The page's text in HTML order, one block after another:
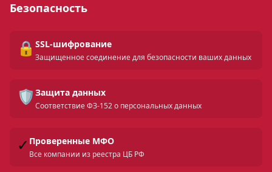
Безопасность
🔒 SSL-шифрование
Защищенное соединение для безопасности ваших данных
🛡️ Защита данных
Соответствие ФЗ-152 о персональных данных
✓ Проверенные МФО
Все компании из реестра ЦБ РФ